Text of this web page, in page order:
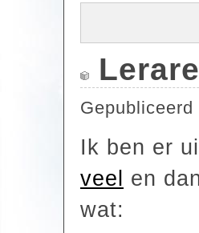
Gepubliceerd
Ik ben er
veel
en
wat: